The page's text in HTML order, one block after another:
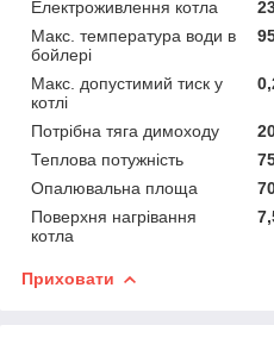
Електроживлення котла
Макс. температура води в
бойлері
Макс. допустимий тиск у
котлі
Потрібна тяга димоходу
Теплова потужність
Опалювальна площа
Поверхня нагрівання
котла
Приховати